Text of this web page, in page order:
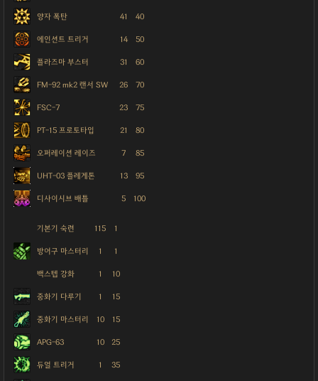
양자 폭탄 41 40
에인션트 트리거 14 50
플라즈마 부스터 31 60
FM-92 mk2 랜서 SW 26 70
FSC-7 23 75
PT-15 프로토타입 21 80
오퍼레이션 레이즈 7 85
UHT-03 플레게톤 13 95
디사이시브 배틀 5 100
기본기 숙련 115 1
방어구 마스터리 1 1
백스텝 강화 1 10
중화기 다루기 1 15
중화기 마스터리 10 15
APG-63 10 25
듀얼 트리거 1 35